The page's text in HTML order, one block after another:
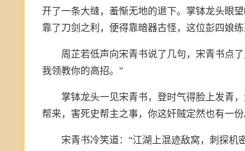
开了一条大缝，羞惭无地的退下。掌钵龙头眼
靠了刀剑之利，便得靠暗器古怪，这位彭四娘
周芷若低声向宋青书说了几句，宋青书点
我领教你的高招。”
掌钵龙头一见宋青书，登时气得脸上发青
帮来，害死史帮主之事，你这奸贼定然也有一
宋青书冷笑道：“江湖上混迹敌窝，刺探